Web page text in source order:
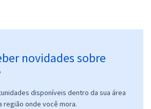
novidades sobre
disponíveis dentro da sua área
região onde você mora.